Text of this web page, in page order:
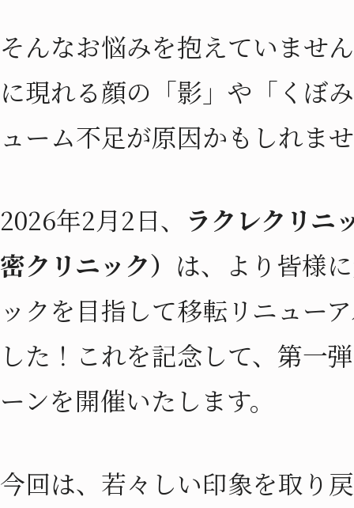
そんなお悩みを抱えていませ
に現れる顔の「影」や「くぼ
ューム不足が原因かもしれま
2026年2月2日、
ラクレクリニ
密クリニック） は、より皆様
ックを目指して移転リニュー
した！これを記念して、第一
ーンを開催いたします。
今回は、若々しい印象を取り